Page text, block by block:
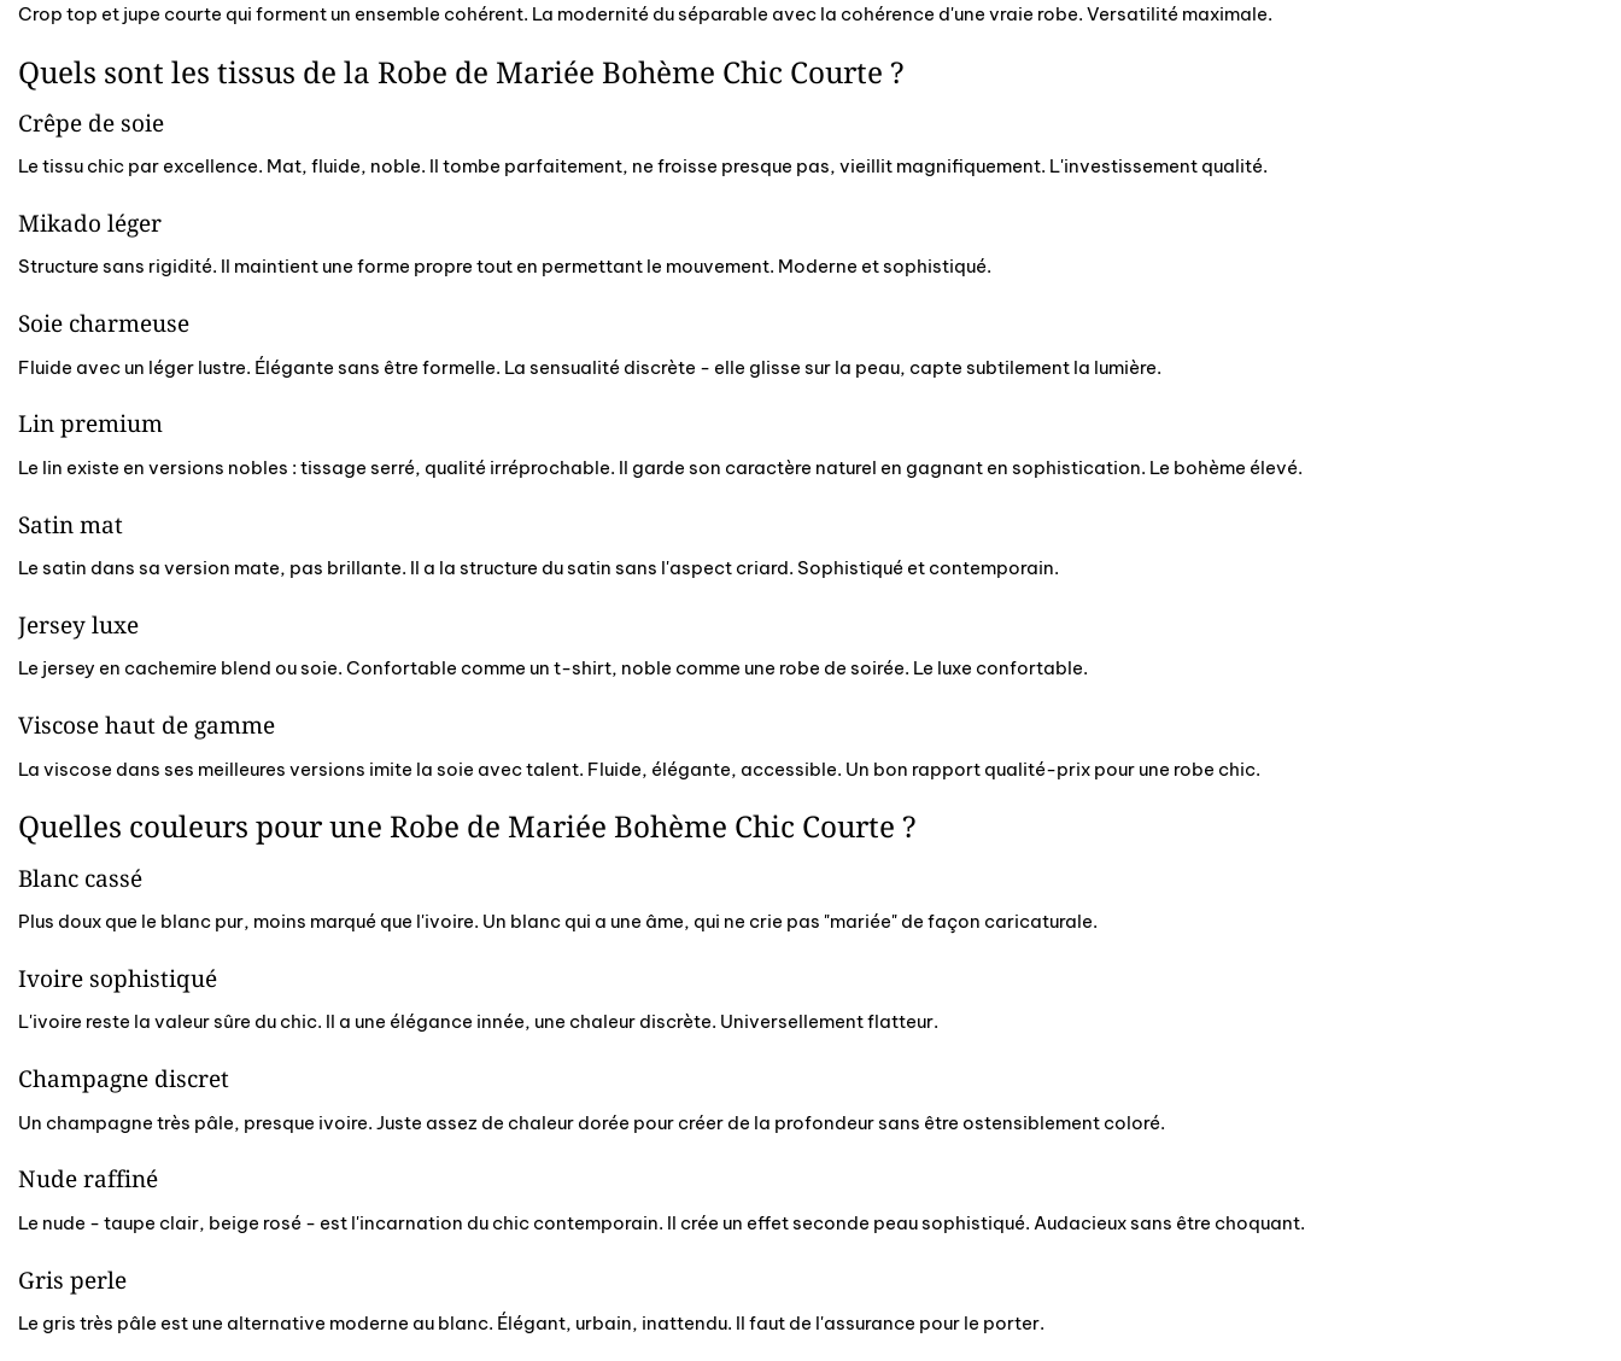
Crop top et jupe courte qui forment un ensemble cohérent. La modernité du séparable avec la cohérence d'une vraie robe. Versatilité maximale.
Quels sont les tissus de la Robe de Mariée Bohème Chic Courte ?
Crêpe de soie
Le tissu chic par excellence. Mat, fluide, noble. Il tombe parfaitement, ne froisse presque pas, vieillit magnifiquement. L'investissement qualité.
Mikado léger
Structure sans rigidité. Il maintient une forme propre tout en permettant le mouvement. Moderne et sophistiqué.
Soie charmeuse
Fluide avec un léger lustre. Élégante sans être formelle. La sensualité discrète - elle glisse sur la peau, capte subtilement la lumière.
Lin premium
Le lin existe en versions nobles : tissage serré, qualité irréprochable. Il garde son caractère naturel en gagnant en sophistication. Le bohème élevé.
Satin mat
Le satin dans sa version mate, pas brillante. Il a la structure du satin sans l'aspect criard. Sophistiqué et contemporain.
Jersey luxe
Le jersey en cachemire blend ou soie. Confortable comme un t-shirt, noble comme une robe de soirée. Le luxe confortable.
Viscose haut de gamme
La viscose dans ses meilleures versions imite la soie avec talent. Fluide, élégante, accessible. Un bon rapport qualité-prix pour une robe chic.
Quelles couleurs pour une Robe de Mariée Bohème Chic Courte ?
Blanc cassé
Plus doux que le blanc pur, moins marqué que l'ivoire. Un blanc qui a une âme, qui ne crie pas "mariée" de façon caricaturale.
Ivoire sophistiqué
L'ivoire reste la valeur sûre du chic. Il a une élégance innée, une chaleur discrète. Universellement flatteur.
Champagne discret
Un champagne très pâle, presque ivoire. Juste assez de chaleur dorée pour créer de la profondeur sans être ostensiblement coloré.
Nude raffiné
Le nude - taupe clair, beige rosé - est l'incarnation du chic contemporain. Il crée un effet seconde peau sophistiqué. Audacieux sans être choquant.
Gris perle
Le gris très pâle est une alternative moderne au blanc. Élégant, urbain, inattendu. Il faut de l'assurance pour le porter.